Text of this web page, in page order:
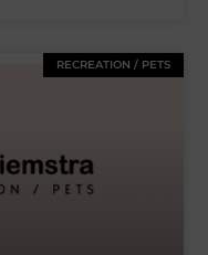
RECREATION / PETS